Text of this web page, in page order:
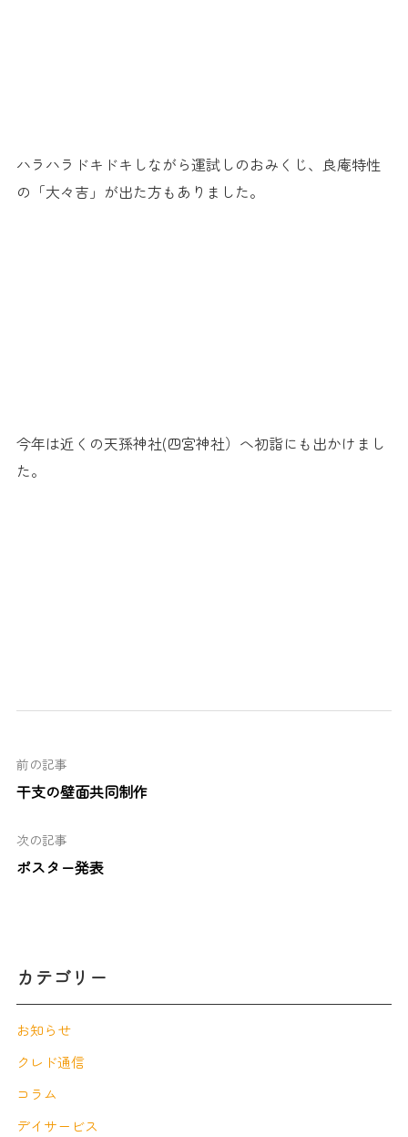
ハラハラドキドキしながら運試しのおみくじ、良庵特性
の「大々吉」が出た方もありました。
今年は近くの天孫神社(四宮神社）へ初詣にも出かけまし
た。
前の記事
干支の壁面共同制作
次の記事
ポスター発表
カテゴリー
お知らせ
クレド通信
コラム
デイサービス